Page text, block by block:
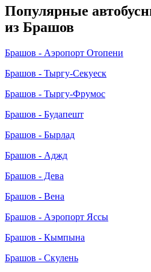
Популярные
из Брашов
Брашов - Аэропорт Отопени
Брашов - Тыргу-Секуеск
Брашов - Тыргу-Фрумос
Брашов - Будапешт
Брашов - Бырлад
Брашов - Аджд
Брашов - Дева
Брашов - Вена
Брашов - Аэропорт Яссы
Брашов - Кымпына
Брашов - Скулень